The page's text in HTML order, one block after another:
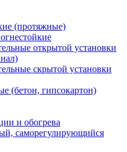
(протяжные)
открытой установки
скрытой установки
(бетон, гипсокартон)
и обогрева
саморегулирующийся